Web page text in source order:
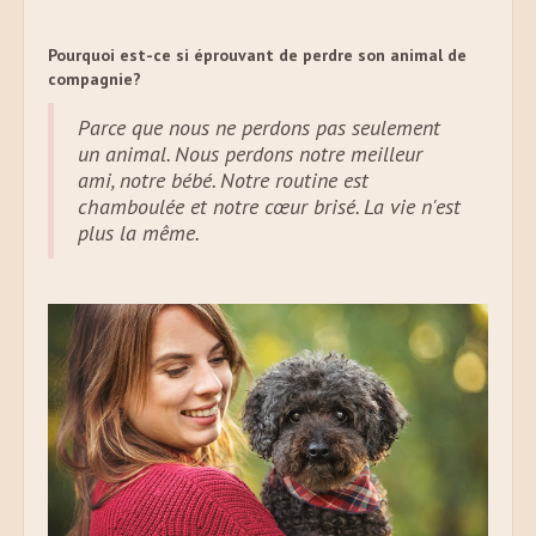
Pourquoi est-ce si éprouvant de perdre son animal de
compagnie?
Parce que nous ne perdons pas seulement
un animal. Nous perdons notre meilleur
ami, notre bébé. Notre routine est
chamboulée et notre cœur brisé. La vie n'est
plus la même.